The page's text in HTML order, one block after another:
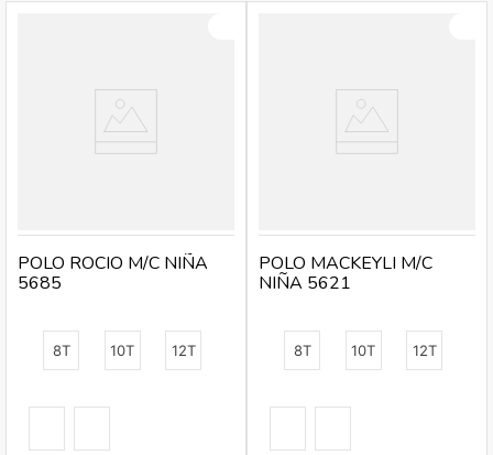
Temporada:Primavera – Verano
8T 10T 12T
POLO ROCIO M/C NIÑA
5685
8T 10T 12T
POLO MACKEYLI M/C
NIÑA 5621